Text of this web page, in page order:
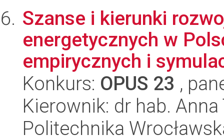
Szanse i kierunki
energetycznych w
empirycznych i
Konkurs: OPUS 23 ,
Kierownik: dr hab.
Politechnika